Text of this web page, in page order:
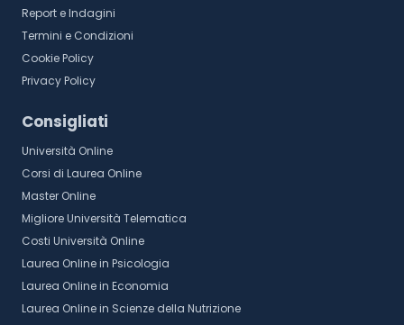
Report e Indagini
Termini e Condizioni
Cookie Policy
Privacy Policy
Consigliati
Università Online
Corsi di Laurea Online
Master Online
Migliore Università Telematica
Costi Università Online
Laurea Online in Psicologia
Laurea Online in Economia
Laurea Online in Scienze della Nutrizione